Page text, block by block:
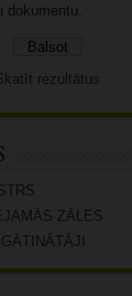
dokumentu.
rezultātus
ZĀLES